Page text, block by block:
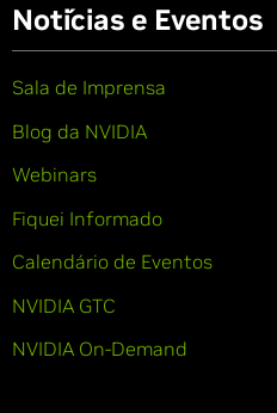
Notícias e Eventos
Sala de Imprensa
Blog da NVIDIA
Webinars
Fiquei Informado
Calendário de Eventos
NVIDIA GTC
NVIDIA On-Demand